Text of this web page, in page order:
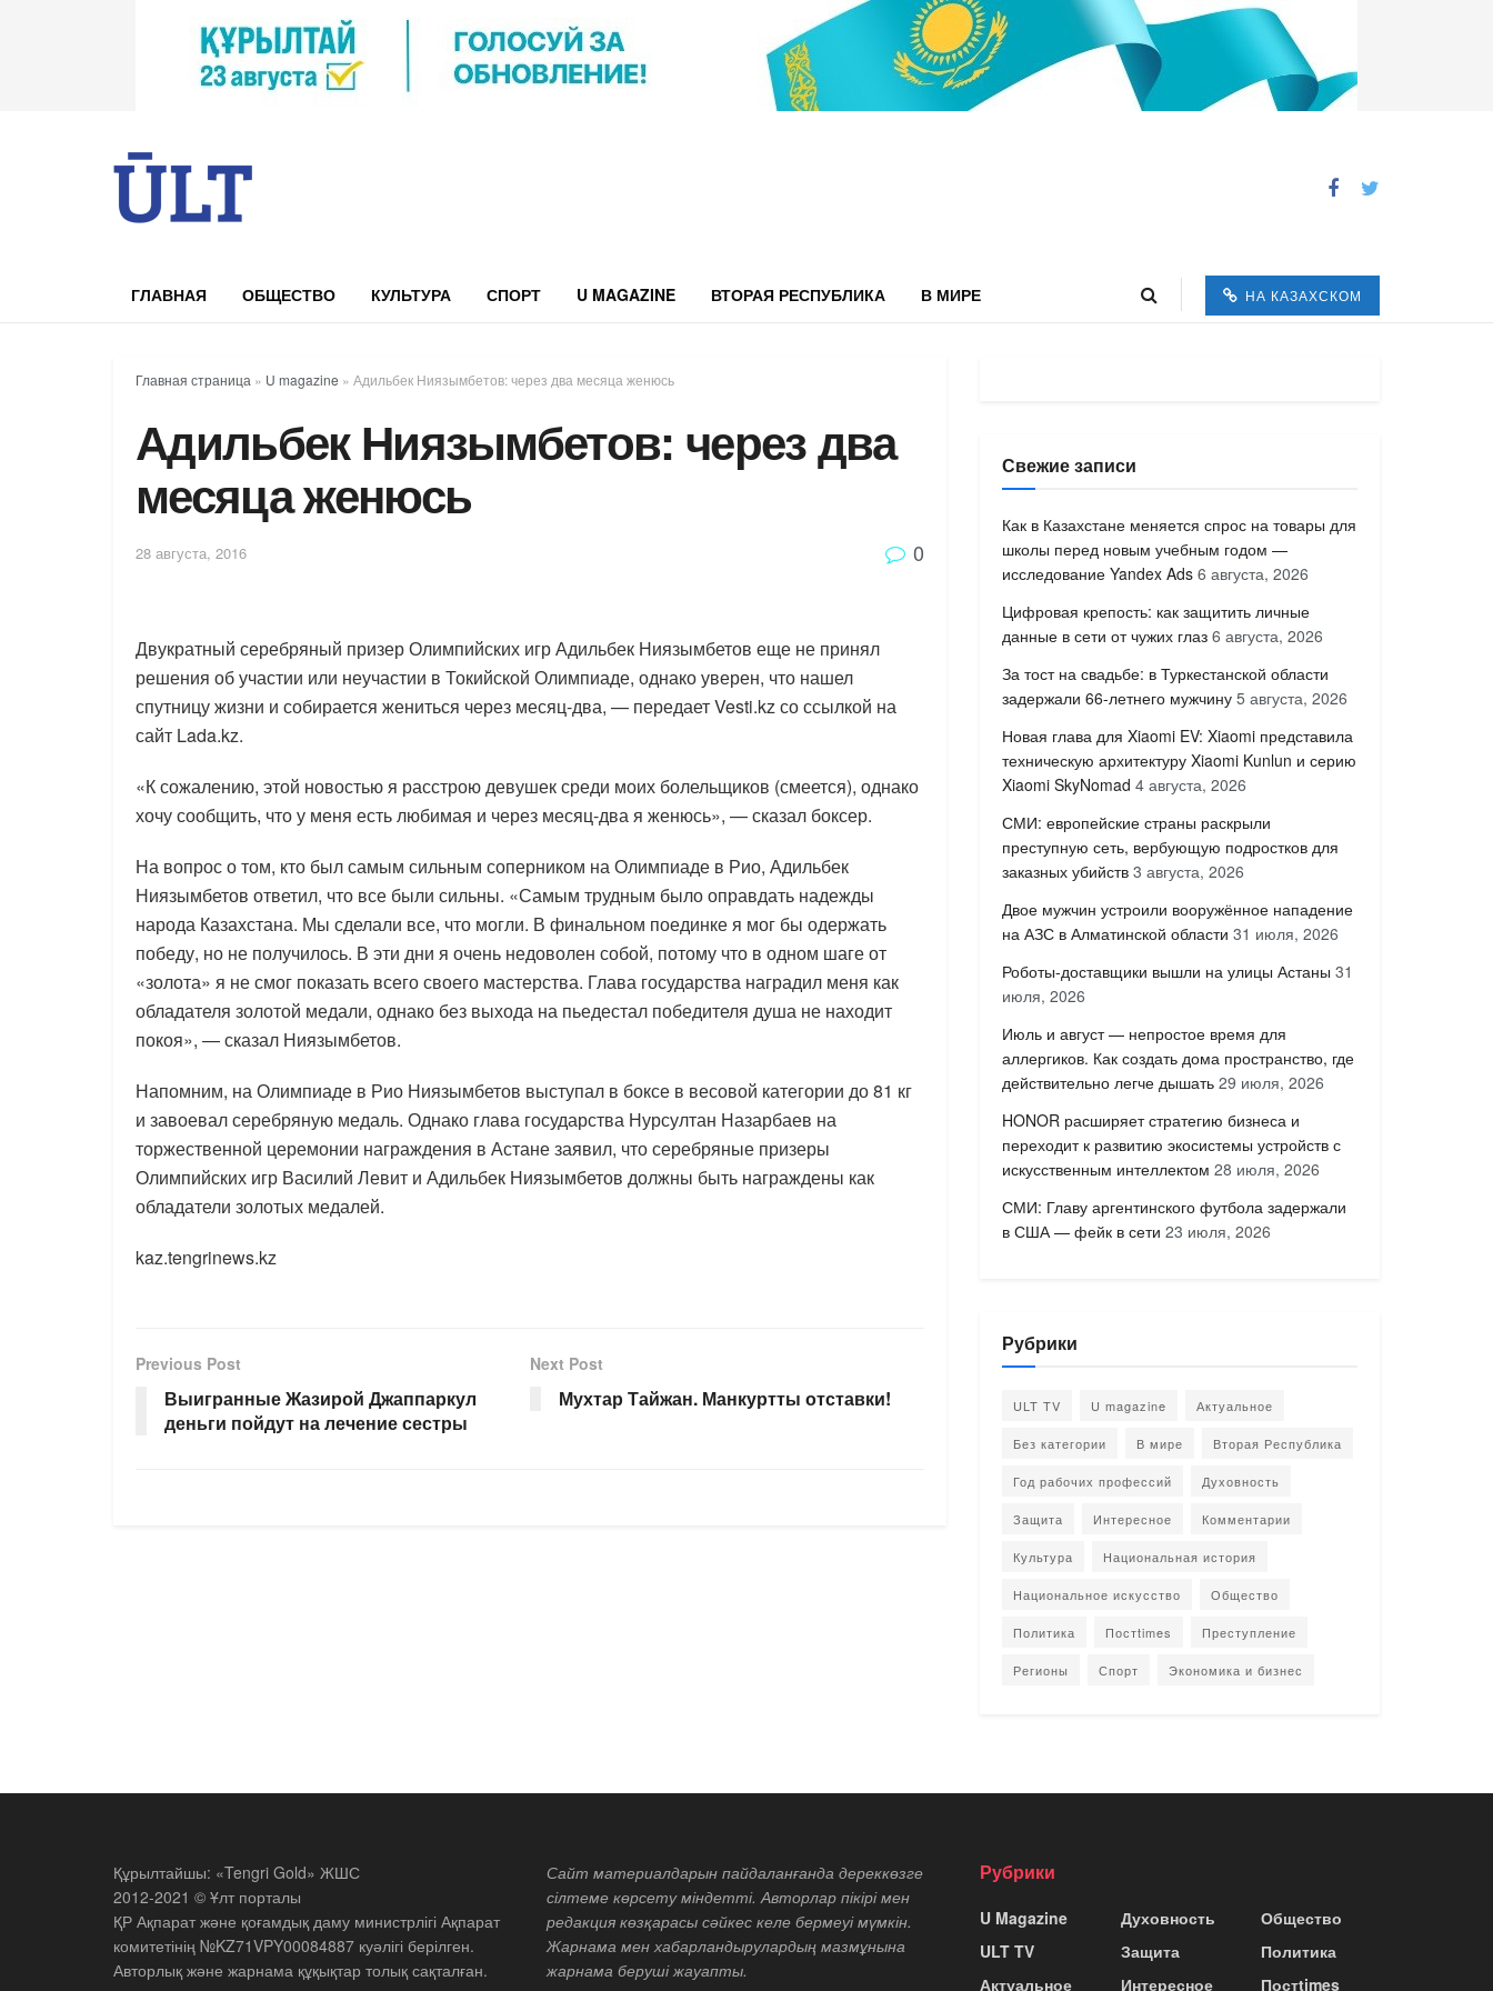
ГЛАВНАЯ ОБЩЕСТВО КУЛЬТУРА СПОРТ U MAGAZINE ВТОРАЯ РЕСПУБЛИКА В МИРЕ НА КАЗАХСКОМ
Главная страница » U magazine » Адильбек Ниязымбетов: через два месяца женюсь
Адильбек Ниязымбетов: через два
месяца женюсь
28 августа, 2016 0
Двукратный серебряный призер Олимпийских игр Адильбек Ниязымбетов еще не принял
решения об участии или неучастии в Токийской Олимпиаде, однако уверен, что нашел
спутницу жизни и собирается жениться через месяц-два, — передает Vesti.kz со ссылкой на
сайт Lada.kz.
«К сожалению, этой новостью я расстрою девушек среди моих болельщиков (смеется), однако
хочу сообщить, что у меня есть любимая и через месяц-два я женюсь», — сказал боксер.
На вопрос о том, кто был самым сильным соперником на Олимпиаде в Рио, Адильбек
Ниязымбетов ответил, что все были сильны. «Самым трудным было оправдать надежды
народа Казахстана. Мы сделали все, что могли. В финальном поединке я мог бы одержать
победу, но не получилось. В эти дни я очень недоволен собой, потому что в одном шаге от
«золота» я не смог показать всего своего мастерства. Глава государства наградил меня как
обладателя золотой медали, однако без выхода на пьедестал победителя душа не находит
покоя», — сказал Ниязымбетов.
Напомним, на Олимпиаде в Рио Ниязымбетов выступал в боксе в весовой категории до 81 кг
и завоевал серебряную медаль. Однако глава государства Нурсултан Назарбаев на
торжественной церемонии награждения в Астане заявил, что серебряные призеры
Олимпийских игр Василий Левит и Адильбек Ниязымбетов должны быть награждены как
обладатели золотых медалей.
kaz.tengrinews.kz
Previous Post
Выигранные Жазирой Джаппаркул
деньги пойдут на лечение сестры
Next Post
Мухтар Тайжан. Манкуртты отставки!
Свежие записи
Как в Казахстане меняется спрос на товары для
школы перед новым учебным годом —
исследование Yandex Ads 6 августа, 2026
Цифровая крепость: как защитить личные
данные в сети от чужих глаз 6 августа, 2026
За тост на свадьбе: в Туркестанской области
задержали 66-летнего мужчину 5 августа, 2026
Новая глава для Xiaomi EV: Xiaomi представила
техническую архитектуру Xiaomi Kunlun и серию
Xiaomi SkyNomad 4 августа, 2026
СМИ: европейские страны раскрыли
преступную сеть, вербующую подростков для
заказных убийств 3 августа, 2026
Двое мужчин устроили вооружённое нападение
на АЗС в Алматинской области 31 июля, 2026
Роботы-доставщики вышли на улицы Астаны 31
июля, 2026
Июль и август — непростое время для
аллергиков. Как создать дома пространство, где
действительно легче дышать 29 июля, 2026
HONOR расширяет стратегию бизнеса и
переходит к развитию экосистемы устройств с
искусственным интеллектом 28 июля, 2026
СМИ: Главу аргентинского футбола задержали
в США — фейк в сети 23 июля, 2026
Рубрики
ULT TV U magazine Актуальное
Без категории В мире Вторая Республика
Год рабочих профессий Духовность
Защита Интересное Комментарии
Культура Национальная история
Национальное искусство Общество
Политика Постtimes Преступление
Регионы Спорт Экономика и бизнес
Құрылтайшы: «Tengri Gold» ЖШС
2012-2021 © Ұлт порталы
ҚР Ақпарат және қоғамдық даму министрлігі Ақпарат
комитетінің №KZ71VPY00084887 куәлігі берілген.
Авторлық және жарнама құқықтар толық сақталған.
Сайт материалдарын пайдаланғанда дереккөзге
сілтеме көрсету міндетті. Авторлар пікірі мен
редакция көзқарасы сәйкес келе бермеуі мүмкін.
Жарнама мен хабарландырулардың мазмұнына
жарнама беруші жауапты.
Рубрики
U Magazine
ULT TV
Актуальное
Духовность
Защита
Интересное
Общество
Политика
Постtimes